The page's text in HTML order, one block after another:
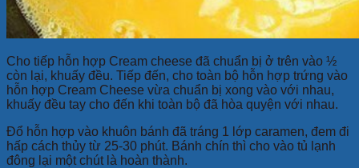
Cho tiếp hỗn hợp Cream cheese đã chuẩn bị ở trên vào ½
còn lại, khuấy đều. Tiếp đến, cho toàn bộ hỗn hợp trứng vào
hỗn hợp Cream Cheese vừa chuẩn bị xong vào với nhau,
khuấy đều tay cho đến khi toàn bộ đã hòa quyện với nhau.
Đổ hỗn hợp vào khuôn bánh đã tráng 1 lớp caramen, đem đi
hấp cách thủy từ 25-30 phút. Bánh chín thì cho vào tủ lạnh
đông lại một chút là hoàn thành.